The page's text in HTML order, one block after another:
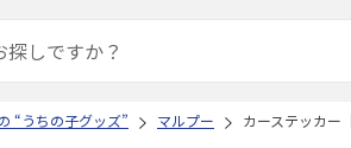
“うちの子グッズ” マルプー カーステッカー